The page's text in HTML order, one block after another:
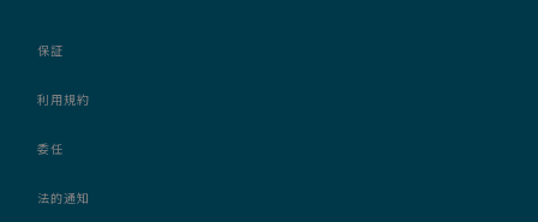
保証
利用規約
委任
法的通知